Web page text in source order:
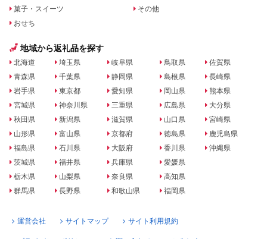
菓子・スイーツ
おせち
その他
地域から返礼品を探す
北海道
青森県
岩手県
宮城県
秋田県
山形県
福島県
茨城県
栃木県
群馬県
埼玉県
千葉県
東京都
神奈川県
新潟県
富山県
石川県
福井県
山梨県
長野県
岐阜県
静岡県
愛知県
三重県
滋賀県
京都府
大阪府
兵庫県
奈良県
和歌山県
鳥取県
島根県
岡山県
広島県
山口県
徳島県
香川県
愛媛県
高知県
福岡県
佐賀県
長崎県
熊本県
大分県
宮崎県
鹿児島県
沖縄県
運営会社 サイトマップ サイト利用規約